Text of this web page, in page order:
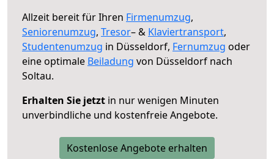
Allzeit bereit für Ihren Firmenumzug,
Seniorenumzug, Tresor– & Klaviertransport,
Studentenumzug in Düsseldorf, Fernumzug oder
eine optimale Beiladung von Düsseldorf nach
Soltau.
Erhalten Sie jetzt in nur wenigen Minuten
unverbindliche und kostenfreie Angebote.
Kostenlose Angebote erhalten